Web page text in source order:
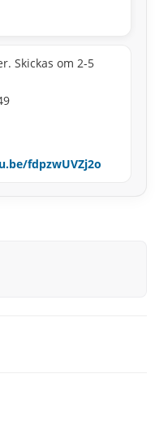
Skickas om 2-5
fdpzwUVZj2o